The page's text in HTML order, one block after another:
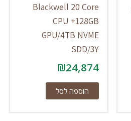
Blackwell 20 Core
CPU +128GB
GPU/4TB NVME
SDD/3Y
₪24,874
הוספה לסל